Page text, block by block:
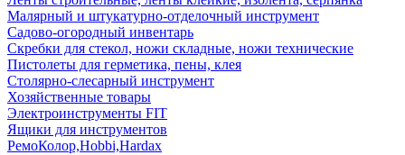
Малярный и штукатурно-отделочный инструмент
Садово-огородный инвентарь
Скребки для стекол, ножи складные, ножи технические
Пистолеты для герметика, пены, клея
Столярно-слесарный инструмент
Хозяйственные товары
Электроинструменты FIT
Ящики для инструментов
РемоКолор,Hobbi,Hardax